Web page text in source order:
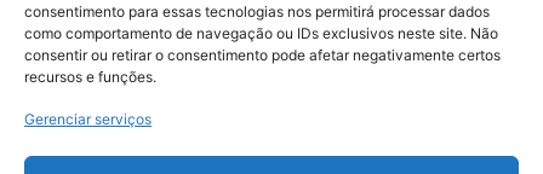
consentimento para essas tecnologias nos permitirá processar dados
como comportamento de navegação ou IDs exclusivos neste site. Não
consentir ou retirar o consentimento pode afetar negativamente certos
recursos e funções.
Gerenciar serviços
© 2026, Todos os direitos reservados | Desenvolvido por:
Digital Business| Hospedado por:NP Publicidade